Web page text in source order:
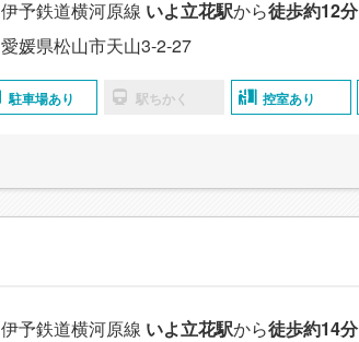
伊予鉄道横河原線 いよ立花駅から徒歩約12分
愛媛県松山市天山3-2-27
駐車場あり 駅ちかく 控室あり
伊予鉄道横河原線 いよ立花駅から徒歩約14分